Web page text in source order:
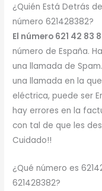
¿Quién Está Detrás
número 621428382?
El número 621 42 83
número de España.
una llamada de
una llamada en la
eléctrica, puede ser
hay errores en la
con tal de que les
Cuidado!!
¿Qué número es
621428382?